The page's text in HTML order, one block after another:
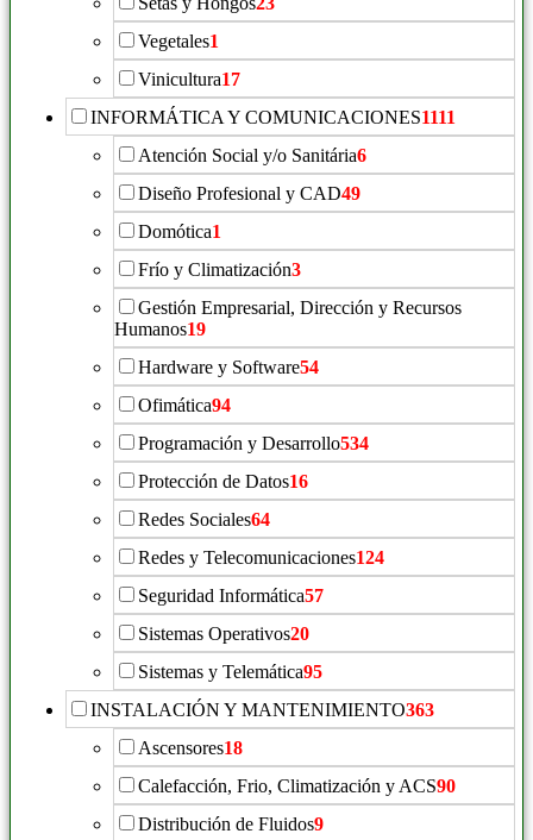
Vegetales1
Vinicultura17
INFORMÁTICA Y COMUNICACIONES1111
Atención Social y/o Sanitária6
Diseño Profesional y CAD49
Domótica1
Frío y Climatización3
Gestión Empresarial, Dirección y Recursos
Humanos19
Hardware y Software54
Ofimática94
Programación y Desarrollo534
Protección de Datos16
Redes Sociales64
Redes y Telecomunicaciones124
Seguridad Informática57
Sistemas Operativos20
Sistemas y Telemática95
INSTALACIÓN Y MANTENIMIENTO363
Ascensores18
Calefacción, Frio, Climatización y ACS90
Distribución de Fluidos9